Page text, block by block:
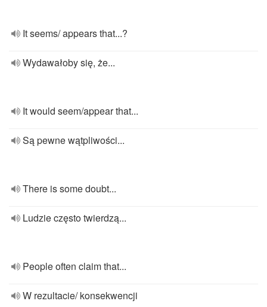
It seems/ appears that...?
Wydawałoby się, że...
It would seem/appear that...
Są pewne wątpliwości...
There is some doubt...
Ludzie często twierdzą...
People often claim that...
W rezultacie/ konsekwencji